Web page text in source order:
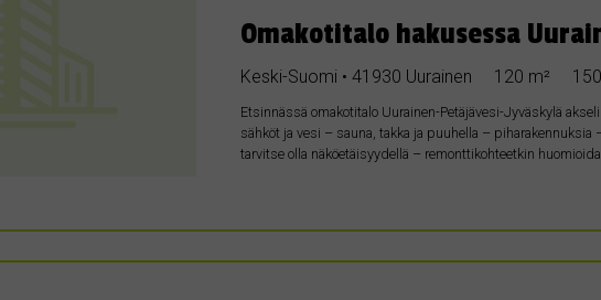
Omakotitalo hakusessa
Keski-Suomi • 41930 Uurainen 120 m²
Etsinnässä omakotitalo Uurainen-Petäjävesi-Jyväskylä
sähköt ja vesi – sauna, takka ja puuhella – piharakennuksia
tarvitse olla näköetäisyydellä – remonttikohteetkin